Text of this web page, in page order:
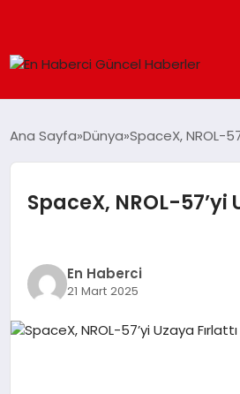
SPOR
SAĞLIK
MAGAZIN
Ana Sayfa Dünya SpaceX, NROL-
SpaceX, NROL-57’yi
En Haberci
21 Mart 2025